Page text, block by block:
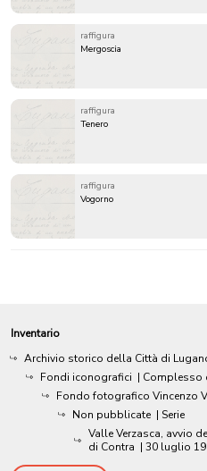
raffigura
Mergoscia
raffigura
Tenero
raffigura
Vogorno
Inventario
Archivio storico della Città di
Fondi iconografici | Complesso
Fondo fotografico Vincenzo
Non pubblicate | Serie
Valle Verzasca, avvio
di Contra | 30 luglio